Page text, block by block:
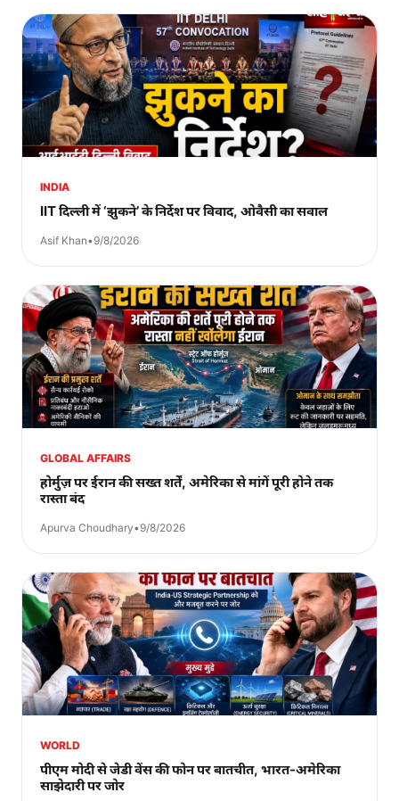
INDIA
IIT दिल्ली में ‘झुकने’ के निर्देश पर विवाद, ओवैसी का सवाल
Asif Khan•9/8/2026
GLOBAL AFFAIRS
होर्मुज़ पर ईरान की सख्त शर्तें, अमेरिका से मांगें पूरी होने तक
रास्ता बंद
Apurva Choudhary•9/8/2026
WORLD
पीएम मोदी से जेडी वेंस की फोन पर बातचीत, भारत-अमेरिका
साझेदारी पर जोर